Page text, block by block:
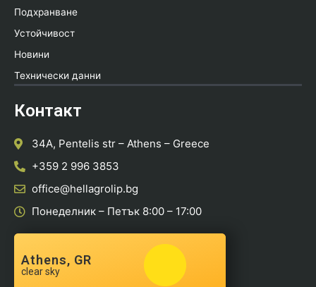
Подхранване
Устойчивост
Новини
Технически данни
Контакт
34A, Pentelis str – Athens – Greece
+359 2 996 3853
office@hellagrolip.bg
Понеделник – Петък 8:00 – 17:00
Athens, GR
clear sky